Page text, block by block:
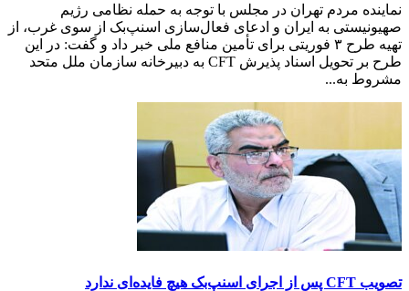
نماینده مردم تهران در مجلس با توجه به حمله نظامی رژیم
صهیونیستی به ایران و ادعای فعال‌سازی اسنپ‌بک از سوی غرب، از
تهیه طرح ۳ فوریتی برای تأمین منافع ملی خبر داد و گفت: در این
طرح بر تحویل اسناد پذیرش CFT به دبیرخانه سازمان ملل متحد
مشروط به...
تصویب CFT پس از اجرای اسنپ‌بک هیچ فایده‌ای ندارد